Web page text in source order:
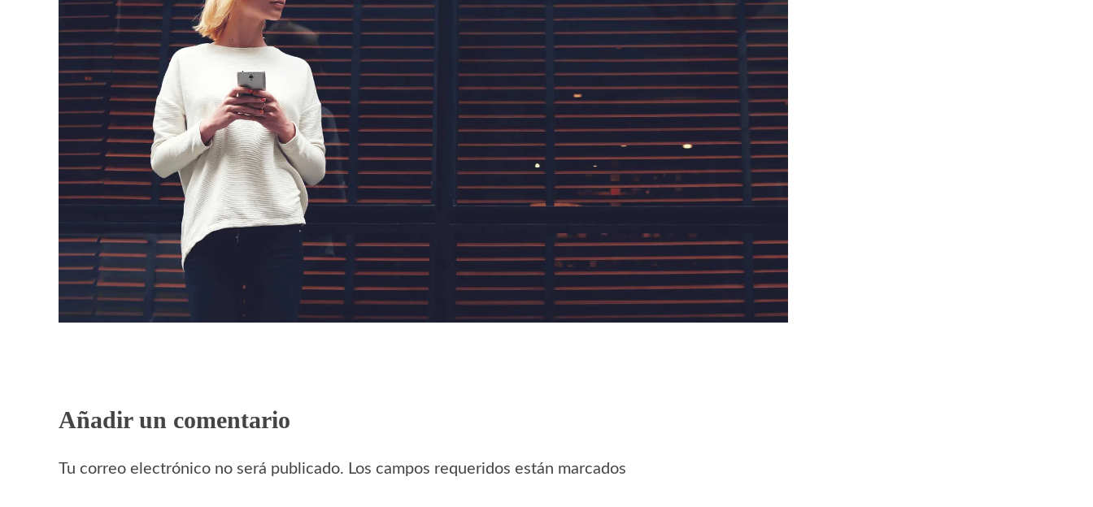
Añadir un comentario
Tu correo electrónico no será publicado. Los campos requeridos están marcados